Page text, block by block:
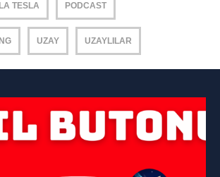
TESLA PODCAST
UZAY UZAYLILAR